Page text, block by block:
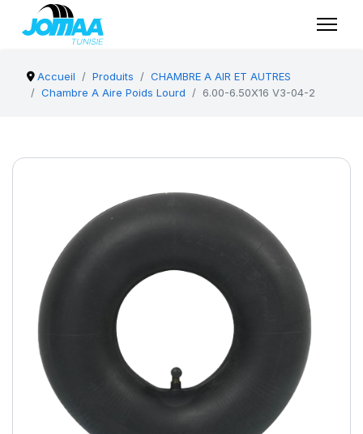
Accueil Produits
CHAMBRE A AIR ET AUTRES
Chambre A Aire Poids Lourd
6.00-6.50X16 V3-04-2